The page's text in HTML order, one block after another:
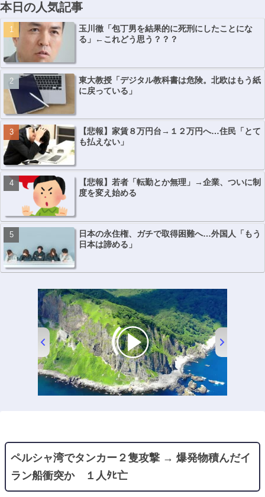
本日の人気記事
玉川徹「包丁男を結果的に死刑にしたことにな
る」←これどう思う？？？
東大教授「デジタル教科書は危険。北欧はもう紙
に戻っている」
【悲報】家賃８万円台→１２万円へ…住民「とて
も払えない」
【悲報】若者「転勤とか無理」→企業、ついに制
度を変え始める
日本の永住権、ガチで取得困難へ…外国人「もう
日本は諦める」
00:00/01:34
ペルシャ湾でタンカー２隻攻撃 → 爆発物積んだイ
ラン船衝突か １人ﾀﾋ亡